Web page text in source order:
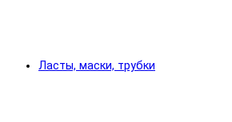
Ласты, маски, трубки